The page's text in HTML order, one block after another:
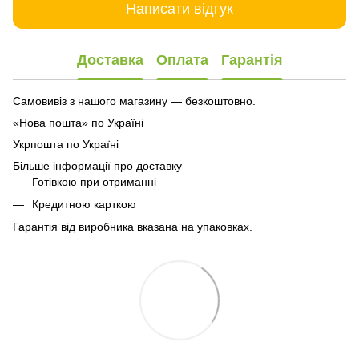
Написати відгук
Доставка Оплата Гарантія
Самовивіз з нашого магазину — безкоштовно.
«Нова пошта» по Україні
Укрпошта по Україні
Більше інформації про доставку
Готівкою при отриманні
Кредитною карткою
Гарантія від виробника вказана на упаковках.